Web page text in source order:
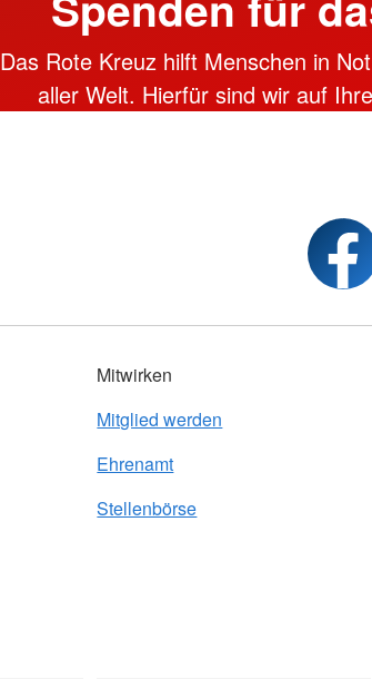
Das Rote Kreuz hilft Menschen in
aller Welt. Hierfür sind wir auf
Mitwirken
Mitglied werden
Ehrenamt
Stellenbörse